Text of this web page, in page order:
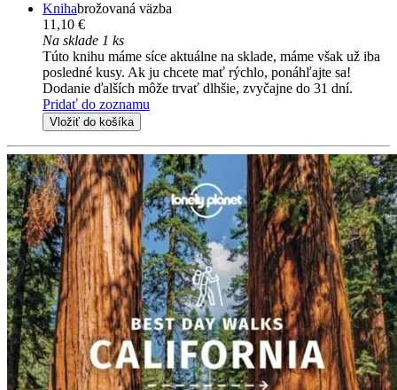
Knihabrožovaná väzba
11,10 €
Na sklade 1 ks
Túto knihu máme síce aktuálne na sklade, máme však už iba
posledné kusy. Ak ju chcete mať rýchlo, ponáhľajte sa!
Dodanie ďalších môže trvať dlhšie, zvyčajne do 31 dní.
Pridať do zoznamu
Vložiť do košíka